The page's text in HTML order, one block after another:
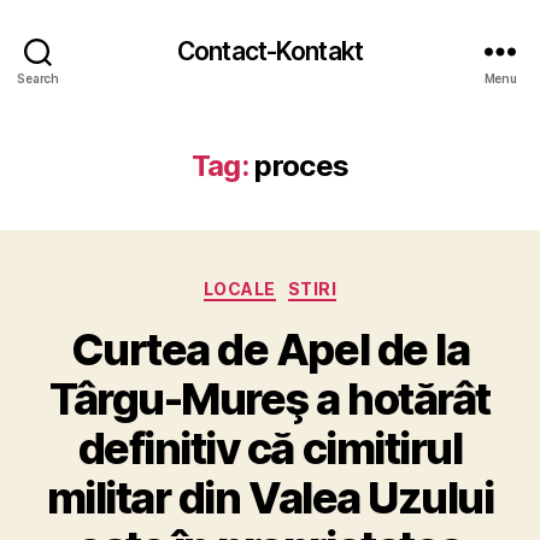
Search
Contact-Kontakt
Menu
Tag: proces
Categories
LOCALE STIRI
Curtea de Apel de la
Târgu-Mureş a hotărât
definitiv că cimitirul
militar din Valea Uzului